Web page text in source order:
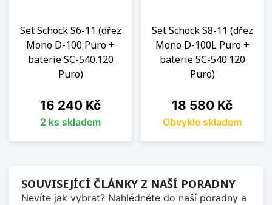
Set Schock S6-11 (dřez
Mono D-100 Puro +
baterie SC-540.120
Puro)
Cena
16 240 Kč
2 ks skladem
Set Schock S8-11 (dřez
Mono D-100L Puro +
baterie SC-540.120
Puro)
Cena
18 580 Kč
Obvykle skladem
SOUVISEJÍCÍ ČLÁNKY Z NAŠÍ PORADNY
Nevíte jak vybrat? Nahlédněte do naší poradny a